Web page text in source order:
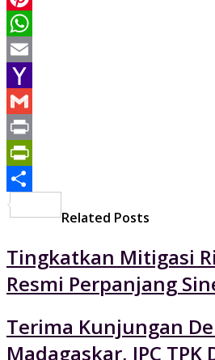
Pinterest
WhatsApp
Email
Yahoo
Mail
Gmail
Print
PrintFriendly
Related Posts
Tingkatkan Mitigasi
Resmi Perpanjang
Terima Kunjungan
Madagaskar, IPC TPK